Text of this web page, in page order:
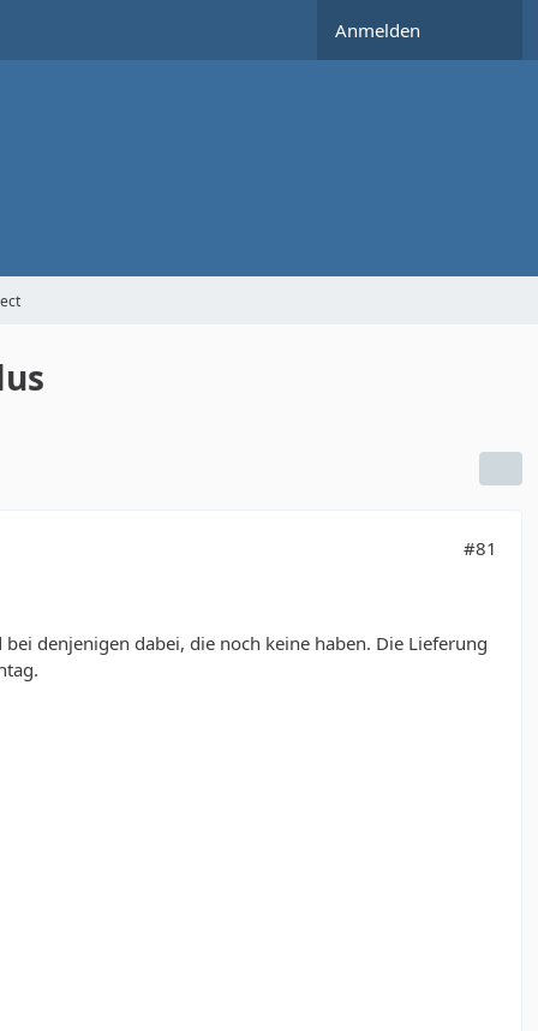
Anmelden
#81
denjenigen dabei, die noch keine haben. Die Lieferung